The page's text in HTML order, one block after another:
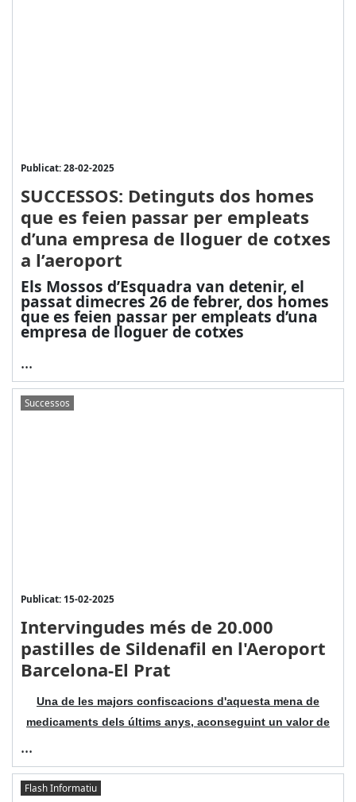
Publicat: 28-02-2025
SUCCESSOS: Detinguts dos homes
que es feien passar per empleats
d’una empresa de lloguer de cotxes
a l’aeroport
Els Mossos d’Esquadra van detenir, el
passat dimecres 26 de febrer, dos homes
que es feien passar per empleats d’una
empresa de lloguer de cotxes
...
Successos
Publicat: 15-02-2025
Intervingudes més de 20.000
pastilles de Sildenafil en l'Aeroport
Barcelona-El Prat
Una de les majors confiscacions d'aquesta mena de
medicaments dels últims anys, aconseguint un valor de
...
Flash Informatiu